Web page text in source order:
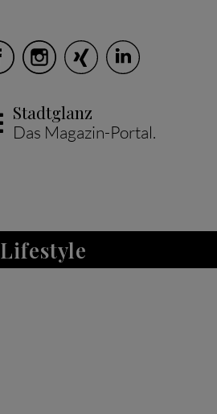
Stadtglanz
Das Magazin-Portal.
Lifestyle